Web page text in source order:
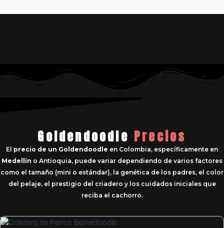
Goldendoodle Precios
El precio de un Goldendoodle en Colombia, específicamente en
Medellín o Antioquia, puede variar dependiendo de varios factores
como el tamaño (mini o estándar), la genética de los padres, el color
del pelaje, el prestigio del criadero y los cuidados iniciales que
reciba el cachorro.